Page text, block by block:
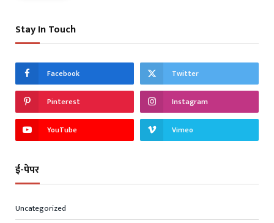
Stay In Touch
Facebook Twitter
Pinterest Instagram
YouTube Vimeo
ई-पेपर
Uncategorized